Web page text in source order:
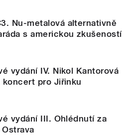
Nu-metalová alternativně
s americkou zkušeností
vydání IV. Nikol Kantorová
koncert pro Jiřinku
vydání III. Ohlédnutí za